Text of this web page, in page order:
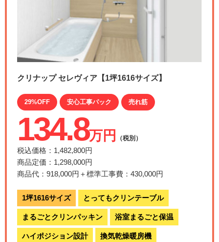
クリナップ セレヴィア【1坪1616サイズ】
29%OFF 安心工事パック 売れ筋
134.8万円 （税別）
税込価格：1,482,800円
商品定価：1,298,000円
商品代：918,000円＋標準工事費：430,000円
1坪1616サイズ とってもクリンテーブル
まるごとクリンパッキン 浴室まるごと保温
ハイポジション設計 換気乾燥暖房機